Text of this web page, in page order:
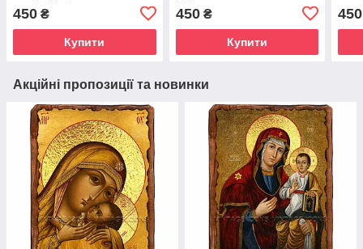
(П-3345-1)
450 ₴
Купити
450₴
Купити
(П-
450
Акційні пропозиції та новинки